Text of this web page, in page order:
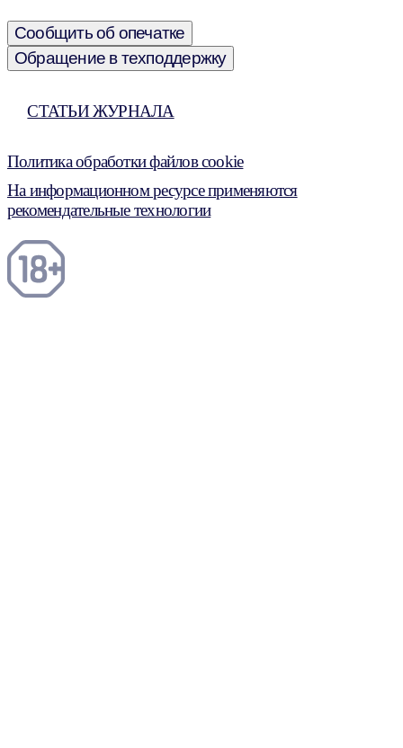
Сообщить об опечатке
Обращение в техподдержку
СТАТЬИ ЖУРНАЛА
Политика обработки файлов cookie
На информационном ресурсе применяются
рекомендательные технологии